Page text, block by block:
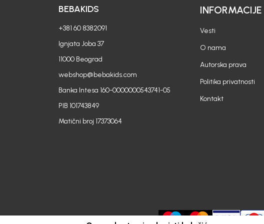
BEBAKIDS
+381 60 8382091
Ignjata Joba 37
11000 Beograd
webshop@bebakids.com
Banka Intesa 160-0000000543741-05
PIB 101743849
Matični broj 17373064
INFORMACIJE
Vesti
O nama
Autorska prava
Politika privatnosti
Kontakt